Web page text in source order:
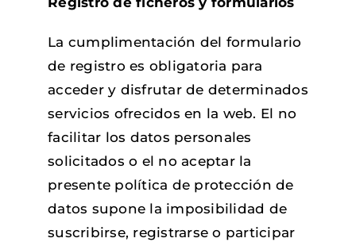
La cumplimentación del formulario
de registro es obligatoria para
acceder y disfrutar de determinados
servicios ofrecidos en la web. El no
facilitar los datos personales
solicitados o el no aceptar la
presente política de protección de
datos supone la imposibilidad de
suscribirse, registrarse o participar